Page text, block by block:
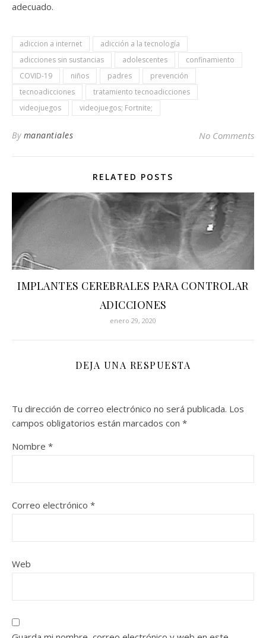
adecuado.
adiccion a internet
adicción a la tecnología
adicciones sin sustancias
adolescentes
confinamiento
COVID-19
niños padres
prevención
tecnoadicciones
tratamiento tecnoadicciones
videojuegos
videojuegos; Fortnite;
By manantiales No Comments
RELATED POSTS
IMPLANTES CEREBRALES PARA CONTROLAR
ADICCIONES
enero 29, 2020
DEJA UNA RESPUESTA
Tu dirección de correo electrónico no será publicada. Los
campos obligatorios están marcados con *
Nombre *
Correo electrónico *
Web